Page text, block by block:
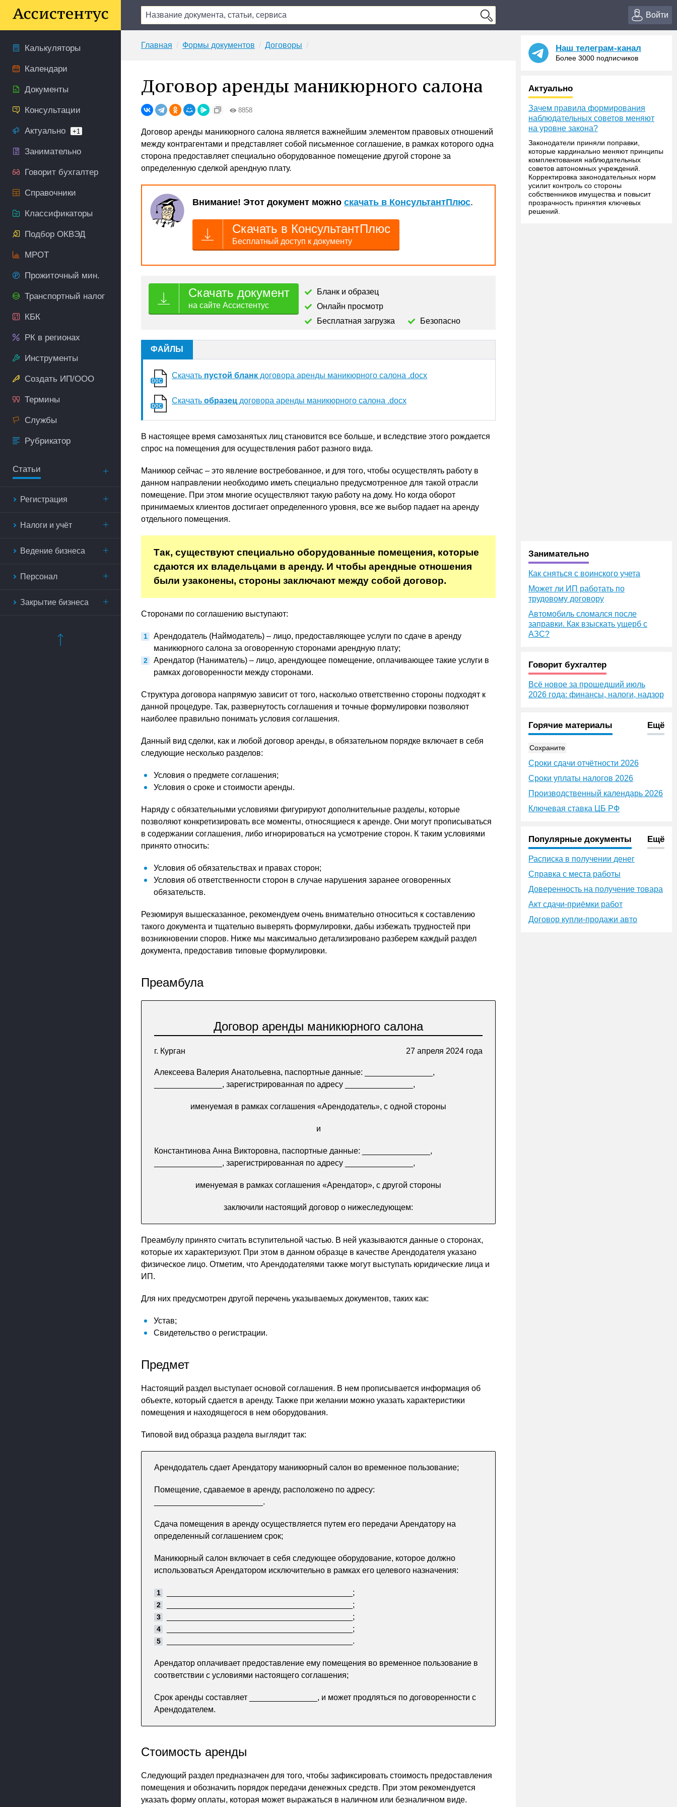
Войти
Калькуляторы
Календари
Документы
Консультации
Актуально +1
Занимательно
Говорит бухгалтер
Справочники
Классификаторы
Подбор ОКВЭД
МРОТ
Прожиточный мин.
Транспортный налог
КБК
РК в регионах
Инструменты
Создать ИП/ООО
Термины
Службы
Рубрикатор
Статьи
Регистрация
Налоги и учёт
Ведение бизнеса
Персонал
Закрытие бизнеса
Главная Формы документов Договоры
Договор аренды маникюрного салона
8858
Договор аренды маникюрного салона является важнейшим элементом правовых отношений
между контрагентами и представляет собой письменное соглашение, в рамках которого одна
сторона предоставляет специально оборудованное помещение другой стороне за
определенную сделкой арендную плату.
Внимание! Этот документ можно скачать в КонсультантПлюс.
Скачать в КонсультантПлюс
Бесплатный доступ к документу
Скачать документ
на сайте Ассистентус
Бланк и образец
Онлайн просмотр
Бесплатная загрузка
Безопасно
ФАЙЛЫ
Скачать пустой бланк договора аренды маникюрного салона .docx
Скачать образец договора аренды маникюрного салона .docx
В настоящее время самозанятых лиц становится все больше, и вследствие этого рождается
спрос на помещения для осуществления работ разного вида.
Маникюр сейчас – это явление востребованное, и для того, чтобы осуществлять работу в
данном направлении необходимо иметь специально предусмотренное для такой отрасли
помещение. При этом многие осуществляют такую работу на дому. Но когда оборот
принимаемых клиентов достигает определенного уровня, все же выбор падает на аренду
отдельного помещения.
Так, существуют специально оборудованные помещения, которые
сдаются их владельцами в аренду. И чтобы арендные отношения
были узаконены, стороны заключают между собой договор.
Сторонами по соглашению выступают:
Арендодатель (Наймодатель) – лицо, предоставляющее услуги по сдаче в аренду
маникюрного салона за оговоренную сторонами арендную плату;
Арендатор (Наниматель) – лицо, арендующее помещение, оплачивающее такие услуги в
рамках договоренности между сторонами.
Структура договора напрямую зависит от того, насколько ответственно стороны подходят к
данной процедуре. Так, развернутость соглашения и точные формулировки позволяют
наиболее правильно понимать условия соглашения.
Данный вид сделки, как и любой договор аренды, в обязательном порядке включает в себя
следующие несколько разделов:
Условия о предмете соглашения;
Условия о сроке и стоимости аренды.
Наряду с обязательными условиями фигурируют дополнительные разделы, которые
позволяют конкретизировать все моменты, относящиеся к аренде. Они могут прописываться
в содержании соглашения, либо игнорироваться на усмотрение сторон. К таким условиями
принято относить:
Условия об обязательствах и правах сторон;
Условия об ответственности сторон в случае нарушения заранее оговоренных
обязательств.
Резюмируя вышесказанное, рекомендуем очень внимательно относиться к составлению
такого документа и тщательно выверять формулировки, дабы избежать трудностей при
возникновении споров. Ниже мы максимально детализировано разберем каждый раздел
документа, предоставив типовые формулировки.
Преамбула
Договор аренды маникюрного салона
г. Курган 27 апреля 2024 года
Алексеева Валерия Анатольевна, паспортные данные: _______________,
_______________, зарегистрированная по адресу _______________,
именуемая в рамках соглашения «Арендодатель», с одной стороны
и
Константинова Анна Викторовна, паспортные данные: _______________,
_______________, зарегистрированная по адресу _______________,
именуемая в рамках соглашения «Арендатор», с другой стороны
заключили настоящий договор о нижеследующем:
Преамбулу принято считать вступительной частью. В ней указываются данные о сторонах,
которые их характеризуют. При этом в данном образце в качестве Арендодателя указано
физическое лицо. Отметим, что Арендодателями также могут выступать юридические лица и
ИП.
Для них предусмотрен другой перечень указываемых документов, таких как:
Устав;
Свидетельство о регистрации.
Предмет
Настоящий раздел выступает основой соглашения. В нем прописывается информация об
объекте, который сдается в аренду. Также при желании можно указать характеристики
помещения и находящегося в нем оборудования.
Типовой вид образца раздела выглядит так:
Арендодатель сдает Арендатору маникюрный салон во временное пользование;
Помещение, сдаваемое в аренду, расположено по адресу:
________________________.
Сдача помещения в аренду осуществляется путем его передачи Арендатору на
определенный соглашением срок;
Маникюрный салон включает в себя следующее оборудование, которое должно
использоваться Арендатором исключительно в рамках его целевого назначения:
_________________________________________;
_________________________________________;
_________________________________________;
_________________________________________;
_________________________________________.
Арендатор оплачивает предоставление ему помещения во временное пользование в
соответствии с условиями настоящего соглашения;
Срок аренды составляет _______________, и может продляться по договоренности с
Арендодателем.
Стоимость аренды
Следующий раздел предназначен для того, чтобы зафиксировать стоимость предоставления
помещения и обозначить порядок передачи денежных средств. При этом рекомендуется
указать форму оплаты, которая может выражаться в наличном или безналичном виде.
Наш телеграм-канал
Более 3000 подписчиков
Актуально
Зачем правила формирования
наблюдательных советов меняют
на уровне закона?
Законодатели приняли поправки,
которые кардинально меняют принципы
комплектования наблюдательных
советов автономных учреждений.
Корректировка законодательных норм
усилит контроль со стороны
собственников имущества и повысит
прозрачность принятия ключевых
решений.
Занимательно
Как сняться с воинского учета
Может ли ИП работать по
трудовому договору
Автомобиль сломался после
заправки. Как взыскать ущерб с
АЗС?
Говорит бухгалтер
Всё новое за прошедший июль
2026 года: финансы, налоги, надзор
Горячие материалы Ещё
Сохраните
Сроки сдачи отчётности 2026
Сроки уплаты налогов 2026
Производственный календарь 2026
Ключевая ставка ЦБ РФ
Популярные документы Ещё
Расписка в получении денег
Справка с места работы
Доверенность на получение товара
Акт сдачи-приёмки работ
Договор купли-продажи авто